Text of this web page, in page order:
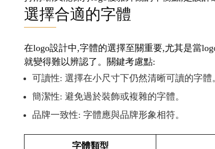
選擇合適的字體
在logo設計中,字體的選擇至關重要,尤其是當
就變得難以辨認了。關鍵考慮點:
可讀性: 選擇在小尺寸下仍然清晰可讀的字體
簡潔性: 避免過於裝飾或複雜的字體。
品牌一致性: 字體應與品牌形象相符。
字體類型